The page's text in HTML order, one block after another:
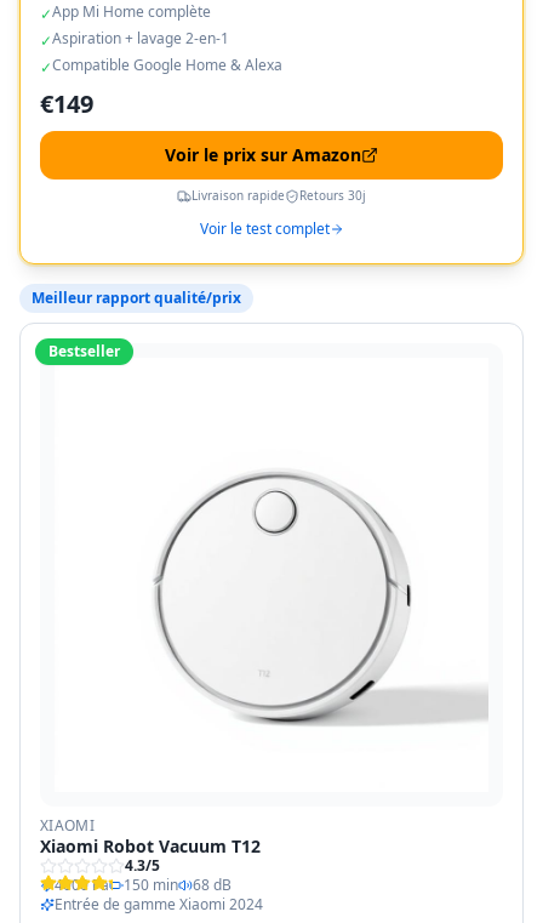
✓App Mi Home complète
✓Aspiration + lavage 2-en-1
✓Compatible Google Home & Alexa
€149
Voir le prix sur Amazon
Livraison rapide Retours 30j
Voir le test complet
Meilleur rapport qualité/prix
Bestseller
XIAOMI
Xiaomi Robot Vacuum T12
4.3/5
4000 Pa
150 min
68 dB
Entrée de gamme Xiaomi 2024